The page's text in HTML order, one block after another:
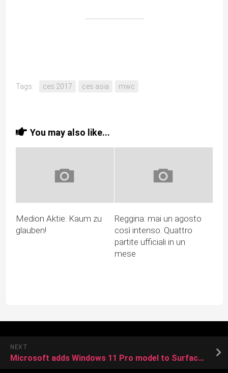
Tags: ces 2017 ces asia mwc
You may also like...
Medion Aktie: Kaum zu
glauben!
Reggina: mai un agosto
così intenso. Quattro
partite ufficiali in un
mese
NEXT
Microsoft adds Windows 11 Pro model to Surface Laptop 4 and Surface Pro X